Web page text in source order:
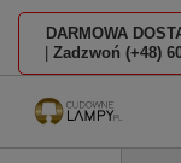
DARMOWA
Zadzwoń (+48)